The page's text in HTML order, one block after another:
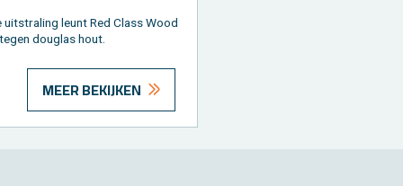
leunt Red Class Wood
dou­g­las hout.
MEER BEKIJKEN